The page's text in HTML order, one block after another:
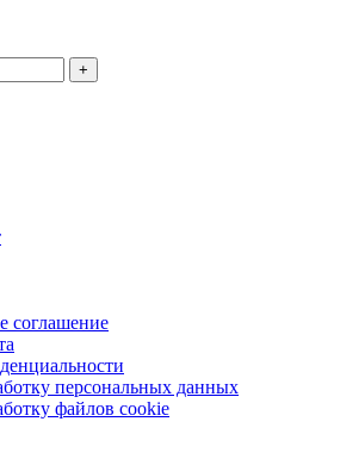
+
соглашение
персональных данных
файлов cookie